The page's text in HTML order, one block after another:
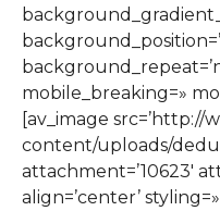
mobile_breaking=»
[av_image
content/uploads/
attachment=’10623′
align=’center’